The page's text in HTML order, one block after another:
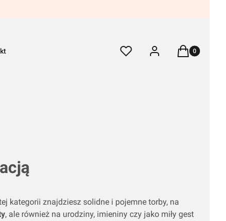
Ulubione Zaloguj sięProdukty w
Koszyk
kategorii znajdziesz solidne i pojemne torby, na
, ale również na urodziny, imieniny czy jako miły gest